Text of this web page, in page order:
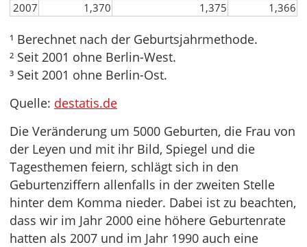
2007
1,370 1,375 1,366
¹ Berechnet nach der Geburtsjahrmethode.
² Seit 2001 ohne Berlin-West.
³ Seit 2001 ohne Berlin-Ost.
Quelle: destatis.de
Die Veränderung um 5000 Geburten, die Frau von
der Leyen und mit ihr Bild, Spiegel und die
Tagesthemen feiern, schlägt sich in den
Geburtenziffern allenfalls in der zweiten Stelle
hinter dem Komma nieder. Dabei ist zu beachten,
dass wir im Jahr 2000 eine höhere Geburtenrate
hatten als 2007 und im Jahr 1990 auch eine